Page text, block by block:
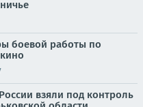
боевой работы по
взяли под контроль